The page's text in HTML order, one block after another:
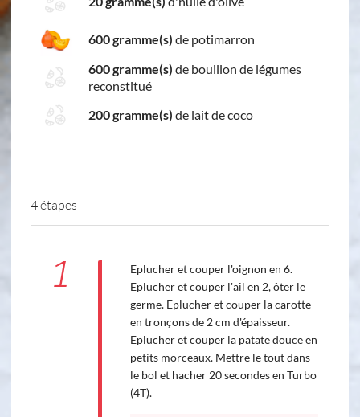
600 gramme(s) de potimarron
600 gramme(s) de bouillon de légumes
reconstitué
200 gramme(s) de lait de coco
4 étapes
1
Eplucher et couper l'oignon en 6.
Eplucher et couper l'ail en 2, ôter le
germe. Eplucher et couper la carotte
en tronçons de 2 cm d'épaisseur.
Eplucher et couper la patate douce en
petits morceaux. Mettre le tout dans
le bol et hacher 20 secondes en Turbo
(4T).